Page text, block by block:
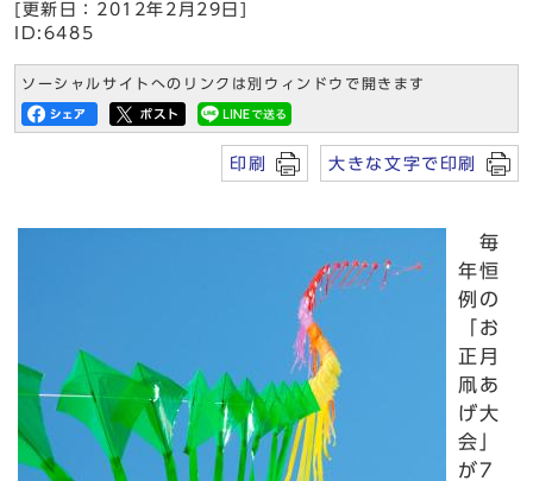
[更新日：2012年2月29日]
ID:6485
ソーシャルサイトへのリンクは別ウィンドウで開きます
印刷 大きな文字で印刷
毎
年恒
例の
「お
正月
凧あ
げ大
会」
が7